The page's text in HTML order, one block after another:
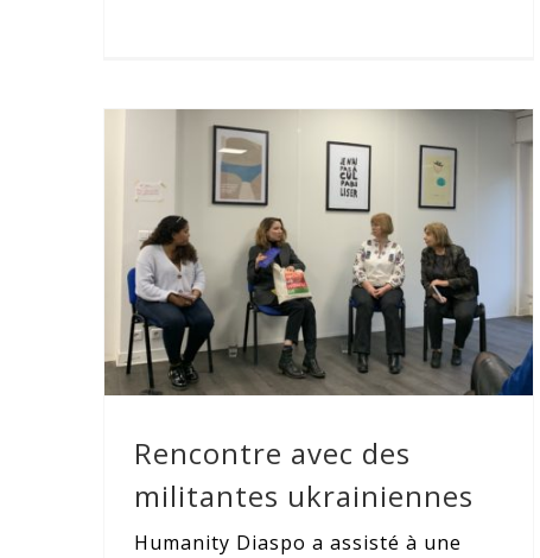
Rencontre avec des militantes
ukrainiennes
Rencontre avec des
militantes ukrainiennes
Humanity Diaspo a assisté à une